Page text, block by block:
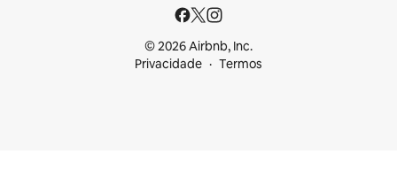
© 2026 Airbnb, Inc.
Privacidade
Termos